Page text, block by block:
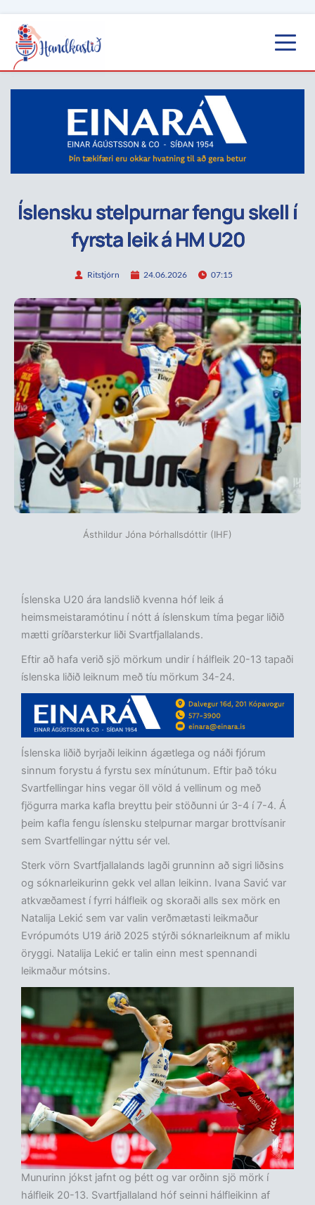
Íslensku stelpurnar fengu skell í
fyrsta leik á HM U20
Ritstjórn 24.06.2026 07:15
Ásthildur Jóna Þórhallsdóttir (IHF)
Íslenska U20 ára landslið kvenna hóf leik á
heimsmeistaramótinu í nótt á íslenskum tíma þegar liðið
mætti gríðarsterkur liði Svartfjallalands.
Eftir að hafa verið sjö mörkum undir í hálfleik 20-13 tapaði
íslenska liðið leiknum með tíu mörkum 34-24.
Íslenska liðið byrjaði leikinn ágætlega og náði fjórum
sinnum forystu á fyrstu sex mínútunum. Eftir það tóku
Svartfellingar hins vegar öll völd á vellinum og með
fjögurra marka kafla breyttu þeir stöðunni úr 3-4 í 7-4. Á
þeim kafla fengu íslensku stelpurnar margar brottvísanir
sem Svartfellingar nýttu sér vel.
Sterk vörn Svartfjallalands lagði grunninn að sigri liðsins
og sóknarleikurinn gekk vel allan leikinn. Ivana Savić var
atkvæðamest í fyrri hálfleik og skoraði alls sex mörk en
Natalija Lekić sem var valin verðmætasti leikmaður
Evrópumóts U19 árið 2025 stýrði sóknarleiknum af miklu
öryggi. Natalija Lekić er talin einn mest spennandi
leikmaður mótsins.
Munurinn jókst jafnt og þétt og var orðinn sjö mörk í
hálfleik 20-13. Svartfjallaland hóf seinni hálfleikinn af